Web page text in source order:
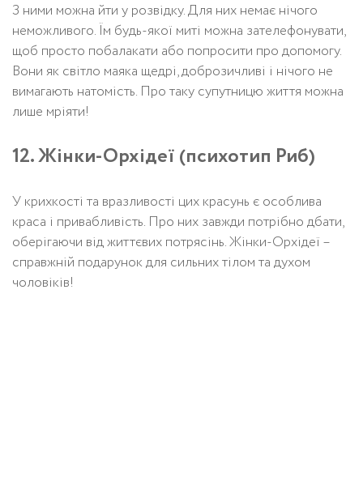
З ними можна йти у розвідку. Для них немає нічого
неможливого. Їм будь-якої миті можна зателефонувати,
щоб просто побалакати або попросити про допомогу.
Вони як світло маяка щедрі, доброзичливі і нічого не
вимагають натомість. Про таку супутницю життя можна
лише мріяти!
12. Жінки-Орхідеї (психотип Риб)
У крихкості та вразливості цих красунь є особлива
краса і привабливість. Про них завжди потрібно дбати,
оберігаючи від життєвих потрясінь. Жінки-Орхідеї –
справжній подарунок для сильних тілом та духом
чоловіків!